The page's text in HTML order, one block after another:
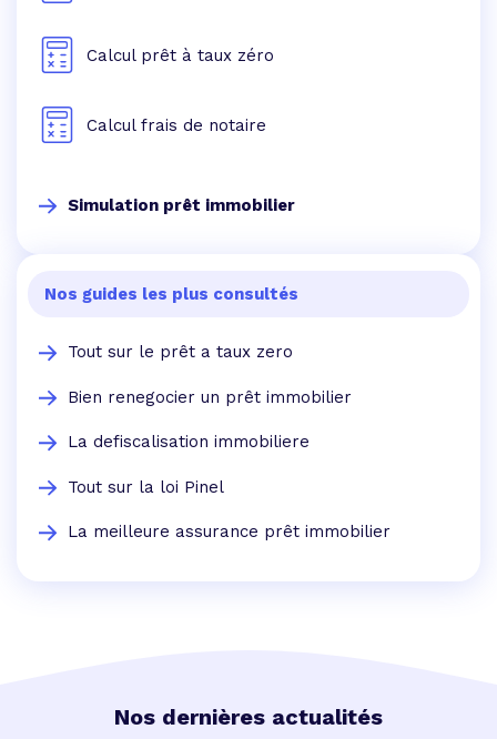
Calcul prêt à taux zéro
Calcul frais de notaire
Simulation prêt immobilier
Nos guides les plus consultés
Tout sur le prêt a taux zero
Bien renegocier un prêt immobilier
La defiscalisation immobiliere
Tout sur la loi Pinel
La meilleure assurance prêt immobilier
Nos dernières actualités